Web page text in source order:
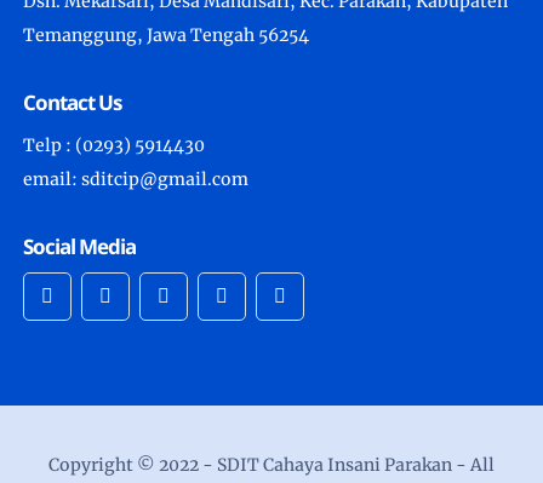
Temanggung, Jawa Tengah 56254
Contact Us
Telp : (0293) 5914430
email: sditcip@gmail.com
Social Media
Copyright © 2022 - SDIT Cahaya Insani Parakan - All